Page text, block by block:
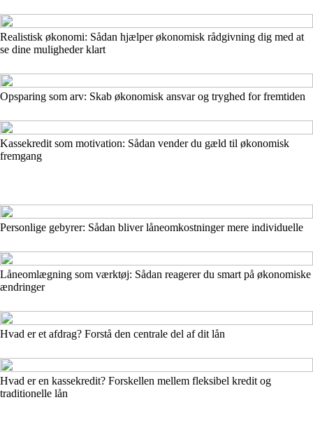
Realistisk økonomi: Sådan hjælper økonomisk rådgivning dig med at
se dine muligheder klart
Opsparing som arv: Skab økonomisk ansvar og tryghed for fremtiden
Kassekredit som motivation: Sådan vender du gæld til økonomisk
fremgang
Personlige gebyrer: Sådan bliver låneomkostninger mere individuelle
Låneomlægning som værktøj: Sådan reagerer du smart på økonomiske
ændringer
Hvad er et afdrag? Forstå den centrale del af dit lån
Hvad er en kassekredit? Forskellen mellem fleksibel kredit og
traditionelle lån